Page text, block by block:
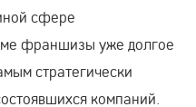
сфере
франшизы уже долгое
стратегически
компаний.